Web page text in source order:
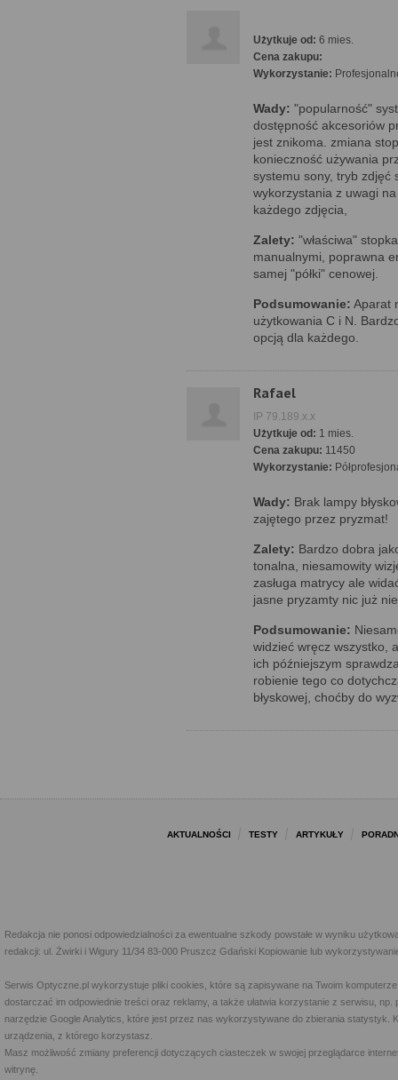
Użytkuje od: 6 mies.
Cena zakupu:
Wykorzystanie:
Wady: "popularność"
dostępność akcesoriów
jest znikoma. zmiana
konieczność używania
systemu sony, tryb zdjęć
wykorzystania z uwagi
każdego zdjęcia,
Zalety: "właściwa"
manualnymi, poprawna
samej "półki" cenowej.
Podsumowanie: Aparat
użytkowania C i N.
opcją dla każdego.
Rafael
IP 79.189.x.x
Użytkuje od: 1 mies.
Cena zakupu: 11450
Wykorzystanie:
Wady: Brak lampy
zajętego przez pryzmat!
Zalety: Bardzo dobra
tonalna, niesamowity
zasługa matrycy ale
jasne pryzamty nic już
Podsumowanie:
widzieć wręcz wszystko,
ich późniejszym
robienie tego co
błyskowej, choćby do
AKTUALNOŚCI TESTY ARTYKUŁY
Redakcja nie ponosi odpowiedzialności za ewentualne szkody powstałe w wyniku
redakcji: ul. Żwirki i Wigury 11/34 83-000 Pruszcz Gdański Kopiowanie lub
Serwis Optyczne.pl wykorzystuje pliki cookies, które są zapisywane na Twoim
dostarczać im odpowiednie treści oraz reklamy, a także ułatwia korzystanie z serwisu,
narzędzie Google Analytics, które jest przez nas wykorzystywane do zbierania statystyk.
urządzenia, z którego korzystasz.
Masz możliwość zmiany preferencji dotyczących ciasteczek w swojej przeglądarce
witrynę.